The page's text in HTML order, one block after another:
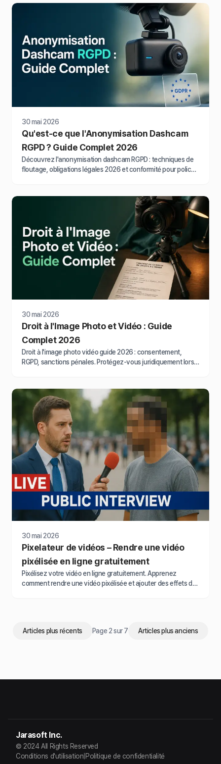
applications comme Canva et YouTube.
30 mai 2026
Qu'est-ce que l'Anonymisation Dashcam
RGPD ? Guide Complet 2026
Découvrez l'anonymisation dashcam RGPD : techniques de
floutage, obligations légales 2026 et conformité pour police,
30 mai 2026
Droit à l'Image Photo et Vidéo : Guide
Complet 2026
Droit à l'image photo vidéo guide 2026 : consentement,
RGPD, sanctions pénales. Protégez-vous juridiquement lors
30 mai 2026
Pixelateur de vidéos – Rendre une vidéo
pixélisée en ligne gratuitement
Pixélisez votre vidéo en ligne gratuitement. Apprenez
comment rendre une vidéo pixélisée et ajouter des effets de
Articles plus récents Page 2 sur 7 Articles plus anciens
Jarasoft Inc.
© 2024 All Rights Reserved
Conditions d'utilisation Politique de confidentialité